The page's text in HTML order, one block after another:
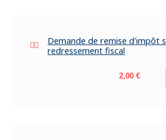
Demande de remise d'impôt
redressement fiscal
Prix
2,00 €